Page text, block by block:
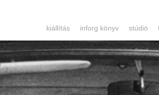
kiállítás inforg könyv stúdió